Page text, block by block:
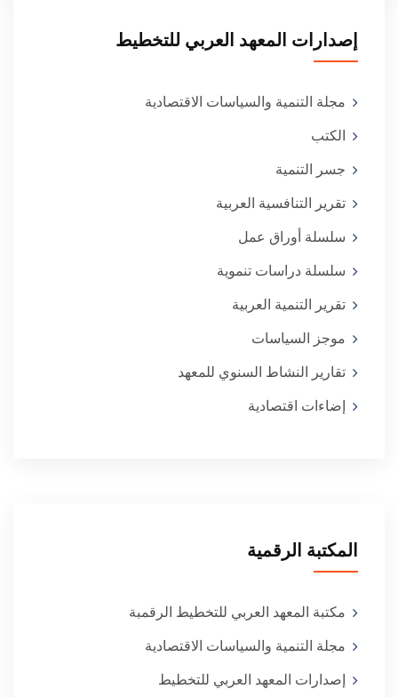
إصدارات المعهد العربي للتخطيط
مجلة التنمية والسياسات الاقتصادية
الكتب
جسر التنمية
تقرير التنافسية العربية
سلسلة أوراق عمل
سلسلة دراسات تنموية
تقرير التنمية العربية
موجز السياسات
تقارير النشاط السنوي للمعهد
إضاءات اقتصادية
المكتبة الرقمية
مكتبة المعهد العربي للتخطيط الرقمبة
مجلة التنمية والسياسات الاقتصادية
إصدارات المعهد العربي للتخطيط